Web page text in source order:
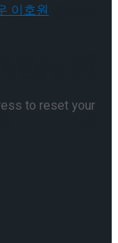
로운 형태의
on ICE’ 배우
to reset your